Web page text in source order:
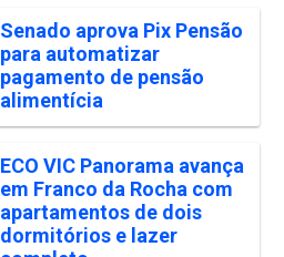
Senado aprova Pix Pensão
para automatizar
pagamento de pensão
alimentícia
ECO VIC Panorama avança
em Franco da Rocha com
apartamentos de dois
dormitórios e lazer